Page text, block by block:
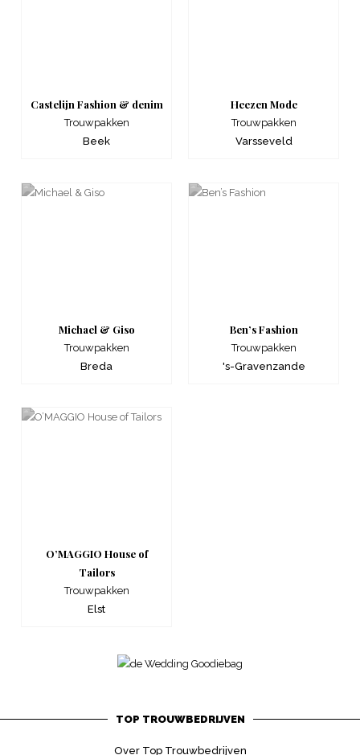
Castelijn Fashion & denim
Trouwpakken
Beek
Heezen Mode
Trouwpakken
Varsseveld
Michael & Giso
Trouwpakken
Breda
Ben’s Fashion
Trouwpakken
's-Gravenzande
O’MAGGIO House of
Tailors
Trouwpakken
Elst
TOP TROUWBEDRIJVEN
Over Top Trouwbedrijven